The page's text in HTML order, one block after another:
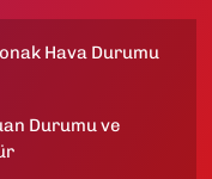
Hava Durumu
Durumu ve